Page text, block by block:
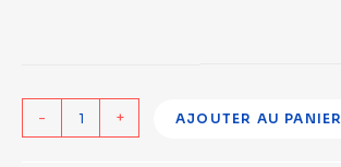
- + AJOUTER AU PANIER